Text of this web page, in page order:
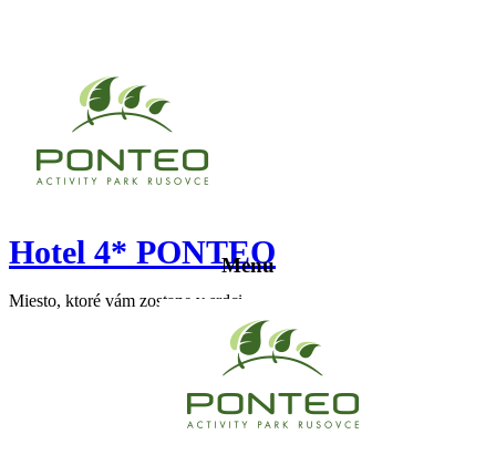
Hotel 4* PONTEO
Miesto, ktoré vám zostane v srdci
Menu